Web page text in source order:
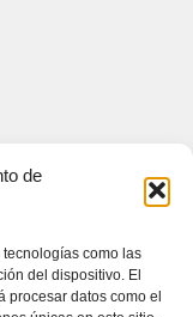
de
como las
del dispositivo. El
procesar datos como el